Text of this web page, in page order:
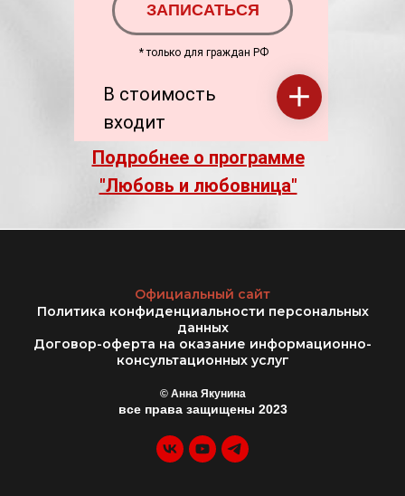
ЗАПИСАТЬСЯ
* только для граждан РФ
В стоимость
входит
Подробнее о программе
"Любовь и любовница"
Официальный сайт
Политика конфиденциальности персональных
данных
Договор-оферта на оказание информационно-
консультационных услуг
© Анна Якунина
все права защищены 2023